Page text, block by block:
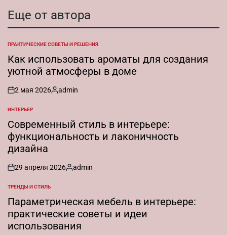
Еще от автора
ОПУБЛИКОВАНО
В
ПРАКТИЧЕСКИЕ СОВЕТЫ И РЕШЕНИЯ
Как использовать ароматы для создания
уютной атмосферы в доме
on
2 мая 2026
Запись
admin
ОПУБЛИКОВАНО
В
ИНТЕРЬЕР
Современный стиль в интерьере:
функциональность и лаконичность
дизайна
on
29 апреля 2026
Запись
admin
ОПУБЛИКОВАНО
В
ТРЕНДЫ И СТИЛЬ
Параметрическая мебель в интерьере:
практические советы и идеи
использования